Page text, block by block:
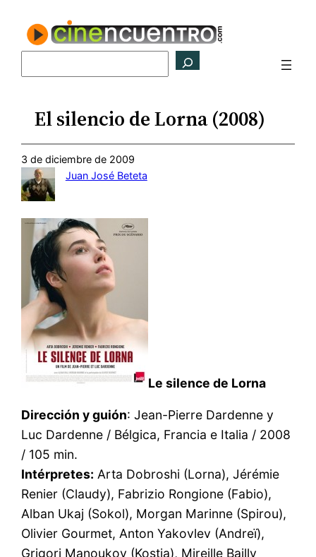
contenido
El silencio de Lorna (2008)
3 de diciembre de 2009
Juan José Beteta
Le silence de Lorna
Dirección y guión: Jean-Pierre Dardenne y
Luc Dardenne / Bélgica, Francia e Italia / 2008
/ 105 min.
Intérpretes: Arta Dobroshi (Lorna), Jérémie
Renier (Claudy), Fabrizio Rongione (Fabio),
Alban Ukaj (Sokol), Morgan Marinne (Spirou),
Olivier Gourmet, Anton Yakovlev (Andreï),
Grigori Manoukov (Kostia), Mireille Bailly